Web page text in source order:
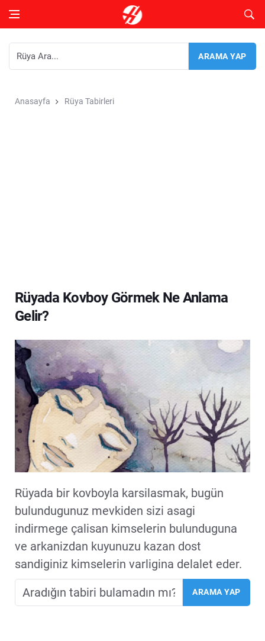
Anasayfa Rüya Tabirleri
Rüyada Kovboy Görmek Ne Anlama
Gelir?
Rüyada bir kovboyla karsilasmak, bugün
bulundugunuz mevkiden sizi asagi
indirmege çalisan kimselerin bulunduguna
ve arkanizdan kuyunuzu kazan dost
sandiginiz kimselerin varligina delalet eder.